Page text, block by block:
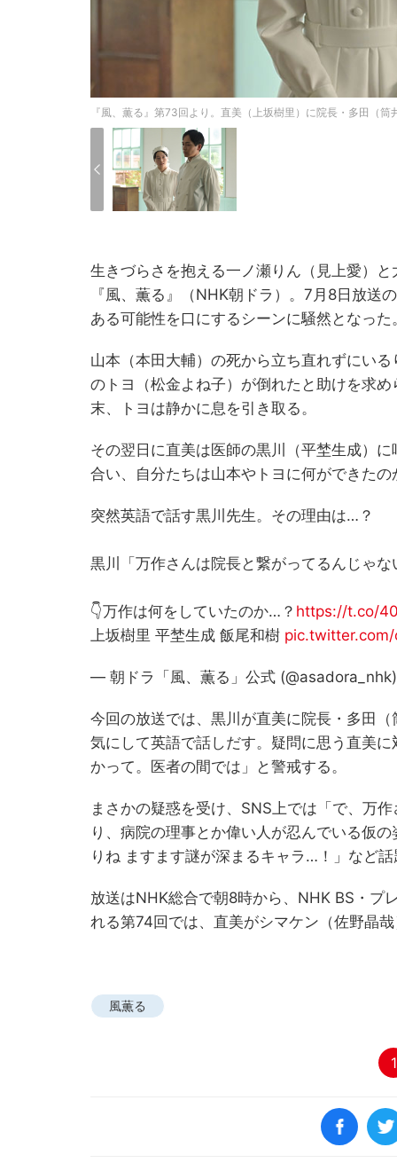
『風、薫る』第73回より。直美（上坂樹里）に院長・多田（
生きづらさを抱える一ノ瀬りん（見上愛）
『風、薫る』（NHK朝ドラ）。7月8日放送
ある可能性を口にするシーンに騒然となった
山本（本田大輔）の死から立ち直れずにい
のトヨ（松金よね子）が倒れたと助けを求
末、トヨは静かに息を引き取る。
その翌日に直美は医師の黒川（平埜生成）
合い、自分たちは山本やトヨに何ができた
突然英語で話す黒川先生。その理由は…？
黒川「万作さんは院長と繋がってるんじゃな
👇万作は何をしていたのか…？ https://t.co/
上坂樹里 平埜生成 飯尾和樹 pic.twitter.com/
— 朝ドラ「風、薫る」公式
今回の放送では、黒川が直美に院長・多田
気にして英語で話しだす。疑問に思う直美
かって。医者の間では」と警戒する。
まさかの疑惑を受け、SNS上では「で、万
り、病院の理事とか偉い人が忍んでいる仮
りね ますます謎が深まるキャラ…！」など
放送はNHK総合で朝8時から、NHK BS・プ
れる第74回では、直美がシマケン（佐野晶
風薫る
1